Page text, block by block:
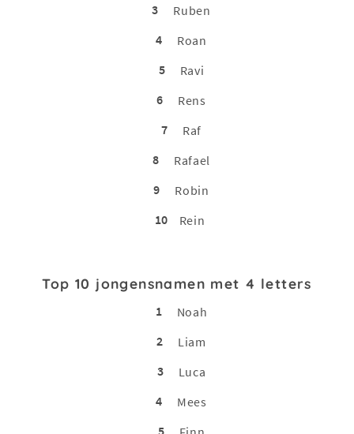
3
Ruben
4
Roan
5
Ravi
6
Rens
7
Raf
8
Rafael
9
Robin
10
Rein
Top 10 jongensnamen met 4 letters
1
Noah
2
Liam
3
Luca
4
Mees
5